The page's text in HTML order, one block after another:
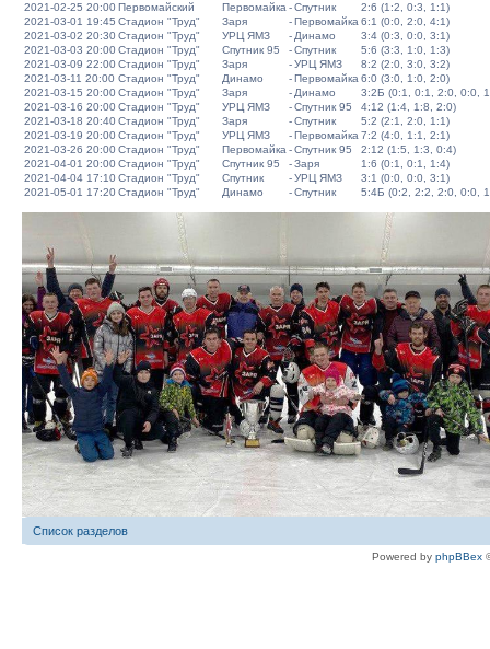
2021-02-25 20:00Первомайский Первомайка -Спутник
2:6 (1:2, 0:3, 1:1)
2021-03-01 19:45 Стадион "Труд" Заря -Первомайка 6:1 (0:0, 2:0, 4:1)
2021-03-02 20:30Стадион "Труд" УРЦ ЯМЗ - Динамо
3:4 (0:3, 0:0, 3:1)
2021-03-03 20:00Стадион "Труд" Спутник 95 -Спутник
5:6 (3:3, 1:0, 1:3)
2021-03-09 22:00Стадион "Труд" Заря -УРЦ ЯМЗ
8:2 (2:0, 3:0, 3:2)
2021-03-11 20:00 Стадион "Труд" Динамо -Первомайка 6:0 (3:0, 1:0, 2:0)
2021-03-15 20:00Стадион "Труд" Заря - Динамо
3:2Б (0:1, 0:1, 2:0, 0:0,
2021-03-16 20:00Стадион "Труд" УРЦ ЯМЗ -Спутник 95
4:12 (1:4, 1:8, 2:0)
2021-03-18 20:40Стадион "Труд" Заря -Спутник
5:2 (2:1, 2:0, 1:1)
2021-03-19 20:00Стадион "Труд" УРЦ ЯМЗ -Первомайка 7:2 (4:0, 1:1, 2:1)
2021-03-26 20:00Стадион "Труд" Первомайка -Спутник 95
2:12 (1:5, 1:3, 0:4)
2021-04-01 20:00Стадион "Труд" Спутник 95 -Заря
1:6 (0:1, 0:1, 1:4)
2021-04-04 17:10Стадион "Труд" Спутник -УРЦ ЯМЗ
3:1 (0:0, 0:0, 3:1)
2021-05-01 17:20Стадион "Труд" Динамо -Спутник 5:4Б (0:2, 2:2, 2:0, 0:0,
Список разделов
Powered by phpBBex